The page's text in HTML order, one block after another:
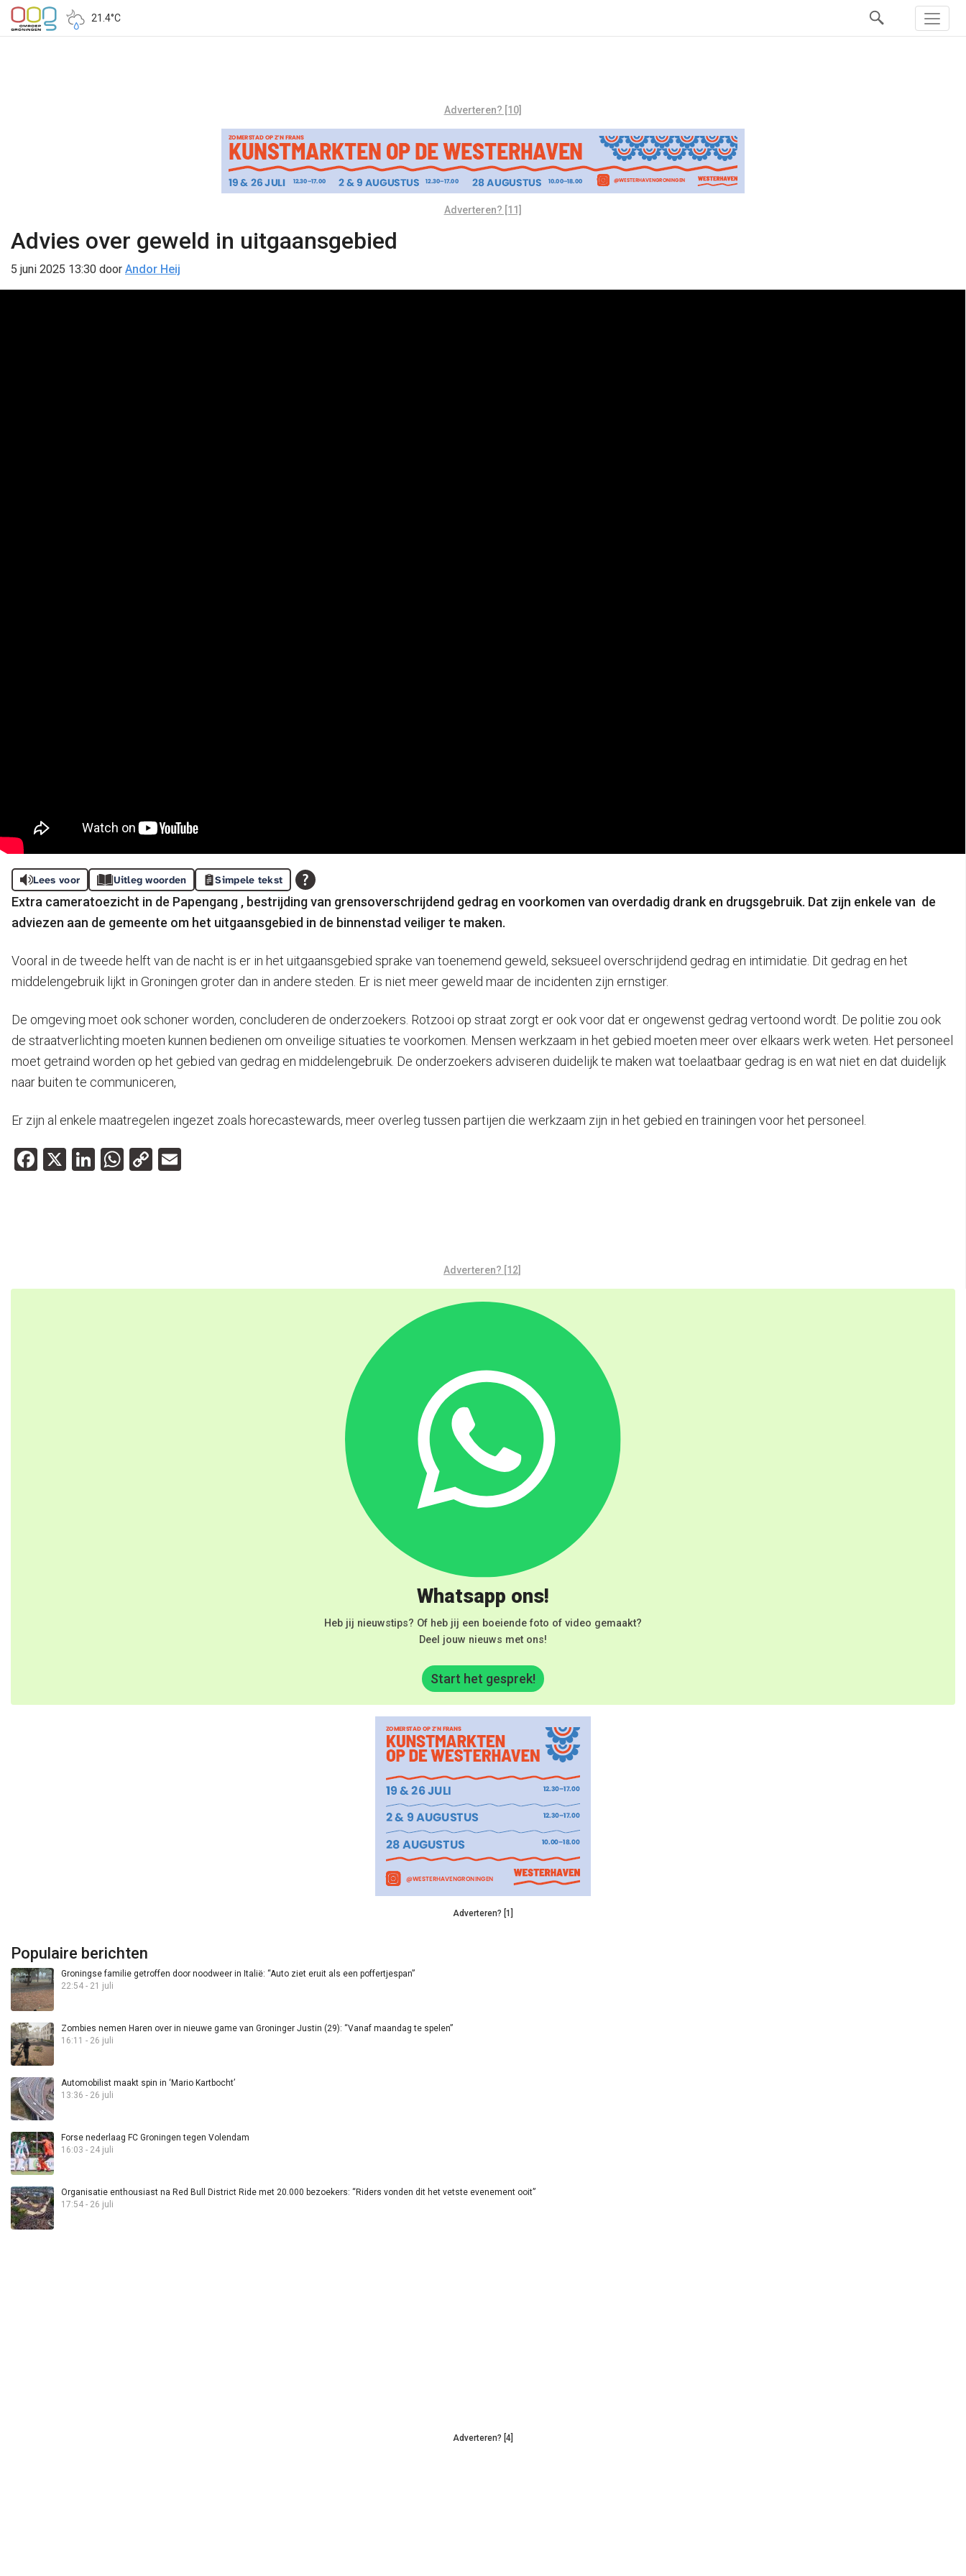
21.4°C
Adverteren? [10]
Adverteren? [11]
Advies over geweld in uitgaansgebied
5 juni 2025 13:30 door Andor Heij
Lees voor Uitleg woorden Simpele tekst
Extra cameratoezicht in de Papengang , bestrijding van grensoverschrijdend gedrag en voorkomen van overdadig drank en drugsgebruik. Dat zijn enkele van de
adviezen aan de gemeente om het uitgaansgebied in de binnenstad veiliger te maken.
Vooral in de tweede helft van de nacht is er in het uitgaansgebied sprake van toenemend geweld, seksueel overschrijdend gedrag en intimidatie. Dit gedrag en het
middelengebruik lijkt in Groningen groter dan in andere steden. Er is niet meer geweld maar de incidenten zijn ernstiger.
De omgeving moet ook schoner worden, concluderen de onderzoekers. Rotzooi op straat zorgt er ook voor dat er ongewenst gedrag vertoond wordt. De politie zou ook
de straatverlichting moeten kunnen bedienen om onveilige situaties te voorkomen. Mensen werkzaam in het gebied moeten meer over elkaars werk weten. Het personeel
moet getraind worden op het gebied van gedrag en middelengebruik. De onderzoekers adviseren duidelijk te maken wat toelaatbaar gedrag is en wat niet en dat duidelijk
naar buiten te communiceren,
Er zijn al enkele maatregelen ingezet zoals horecastewards, meer overleg tussen partijen die werkzaam zijn in het gebied en trainingen voor het personeel.
Facebook
X LinkedIn
WhatsApp
Copy
Adverteren? [12]
Whatsapp ons!
Heb jij nieuwstips? Of heb jij een boeiende foto of video gemaakt?
Deel jouw nieuws met ons!
Start het gesprek!
Adverteren? [1]
Populaire berichten
Groningse familie getroffen door noodweer in Italië: “Auto ziet eruit als een poffertjespan”
22:54 - 21 juli
Zombies nemen Haren over in nieuwe game van Groninger Justin (29): “Vanaf maandag te spelen”
16:11 - 26 juli
Automobilist maakt spin in ‘Mario Kartbocht’
13:36 - 26 juli
Forse nederlaag FC Groningen tegen Volendam
16:03 - 24 juli
Organisatie enthousiast na Red Bull District Ride met 20.000 bezoekers: “Riders vonden dit het vetste evenement ooit”
17:54 - 26 juli
Adverteren? [4]